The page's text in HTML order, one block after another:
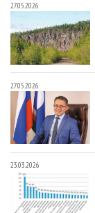
27.05.2026
27.05.2026
23.03.2026